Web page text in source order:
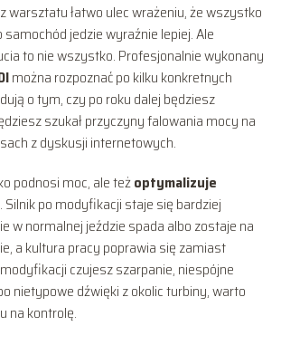
warsztatu łatwo ulec wrażeniu, że wszystko
jedzie wyraźnie lepiej. Ale
to nie wszystko. Profesjonalnie wykonany
można rozpoznać po kilku konkretnych
o tym, czy po roku dalej będziesz
szukał przyczyny falowania mocy na
z dyskusji internetowych.
podnosi moc, ale teżoptymalizuje
. Silnik po modyfikacji staje się bardziej
w normalnej jeździe spada albo zostaje na
a kultura pracy poprawia się zamiast
czujesz szarpanie, niespójne
nietypowe dźwięki z okolic turbiny, warto
na kontrolę.